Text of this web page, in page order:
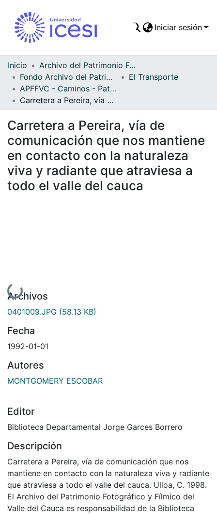
Todo DSpace
Estadísticas
Iniciar sesión
Inicio
Archivo del Patrimonio Fotográfico y Fílmico del Valle del Cauca
Fondo Archivo del Patrimonio Fotográfico y Fílmico del Valle del Cauca
El Transporte
APFFVC - Caminos - Patrimonial
Carretera a Pereira, vía de comunicación que nos mantiene en contacto con la naturaleza viva y radiante que atraviesa a todo el valle del cauca
Carretera a Pereira, vía de
comunicación que nos mantiene
en contacto con la naturaleza
viva y radiante que atraviesa a
todo el valle del cauca
Cargando...
Archivos
0401009.JPG (58.13 KB)
Fecha
1992-01-01
Autores
MONTGOMERY ESCOBAR
Editor
Biblioteca Departamental Jorge Garces Borrero
Descripción
Carretera a Pereira, vía de comunicación que nos
mantiene en contacto con la naturaleza viva y radiante
que atraviesa a todo el valle del cauca. Ulloa, C. 1998.
El Archivo del Patrimonio Fotográfico y Fílmico del
Valle del Cauca es responsabilidad de la Biblioteca